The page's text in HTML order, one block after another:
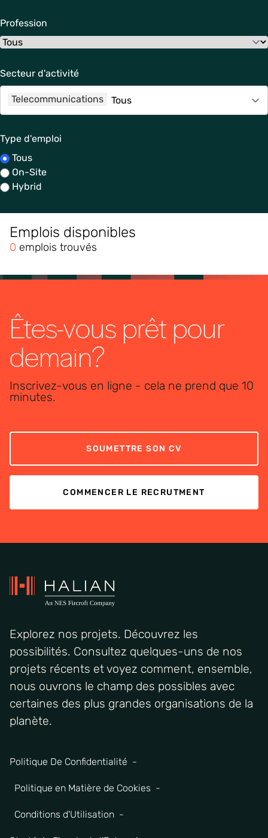
Profession
Secteur d'activité
Telecommunications
Type d'emploi
Tous
On-Site
Hybrid
Emplois disponibles
0 emplois trouvés
Êtes-vous prêt pour
demain?
Inscrivez-vous en ligne - cela ne prend que 10
minutes.
SOUMETTRE SON CV
COMMENCER LE RECRUTMENT
Explorez nos projets. Découvrez les
possibilités. Consultez quelques-uns de nos
projets récents et voyez comment, ensemble,
nous ouvrons le champ des possibles avec
certaines des plus grandes organisations de la
planète.
Politique De Confidentialité
Politique en Matière de Cookies
Conditions d'Utilisation